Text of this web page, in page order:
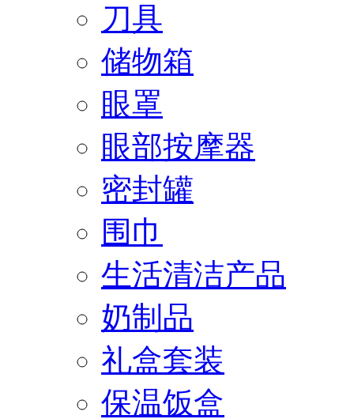
刀具
储物箱
眼罩
眼部按摩器
密封罐
围巾
生活清洁产品
奶制品
礼盒套装
保温饭盒